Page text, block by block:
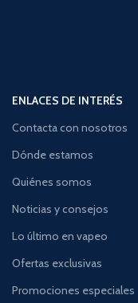
ENLACES DE INTERÉS
Contacta con nosotros
Dónde estamos
Quiénes somos
Noticias y consejos
Lo último en vapeo
Ofertas exclusivas
Promociones especiales